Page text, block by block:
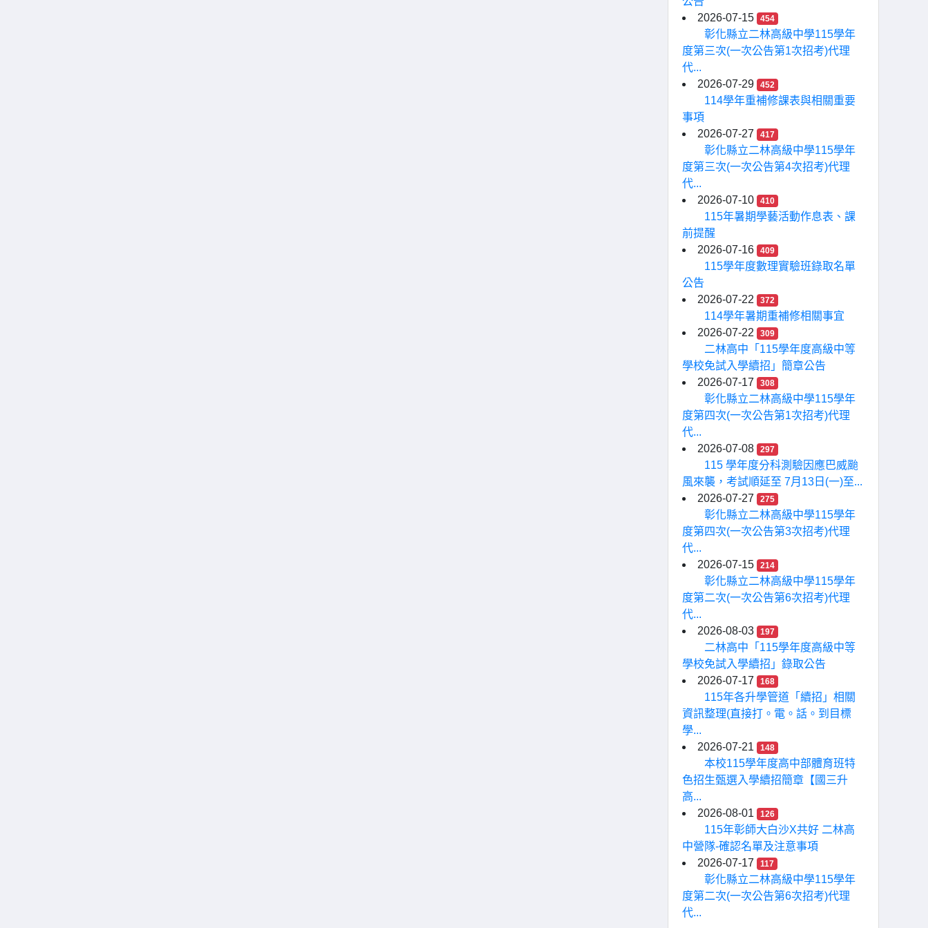
2026-07-15
454
彰化縣立二林高級中學115學年
度第三次(一次公告第1次招考)代理
代...
2026-07-29
452
114學年重補修課表與相關重要
事項
2026-07-27
417
彰化縣立二林高級中學115學年
度第三次(一次公告第4次招考)代理
代...
2026-07-10
410
115年暑期學藝活動作息表、課
前提醒
2026-07-16
409
115學年度數理實驗班錄取名單
公告
2026-07-22
372
114學年暑期重補修相關事宜
2026-07-22
309
二林高中「115學年度高級中等
學校免試入學續招」簡章公告
2026-07-17
308
彰化縣立二林高級中學115學年
度第四次(一次公告第1次招考)代理
代...
2026-07-08
297
115 學年度分科測驗因應巴威颱
風來襲，考試順延至 7月13日(一)至...
2026-07-27
275
彰化縣立二林高級中學115學年
度第四次(一次公告第3次招考)代理
代...
2026-07-15
214
彰化縣立二林高級中學115學年
度第二次(一次公告第6次招考)代理
代...
2026-08-03
197
二林高中「115學年度高級中等
學校免試入學續招」錄取公告
2026-07-17
168
115年各升學管道「續招」相關
資訊整理(直接打。電。話。到目標
學...
2026-07-21
148
本校115學年度高中部體育班特
色招生甄選入學續招簡章【國三升
高...
2026-08-01
126
115年彰師大白沙X共好 二林高
中營隊-確認名單及注意事項
2026-07-17
117
彰化縣立二林高級中學115學年
度第二次(一次公告第6次招考)代理
代...